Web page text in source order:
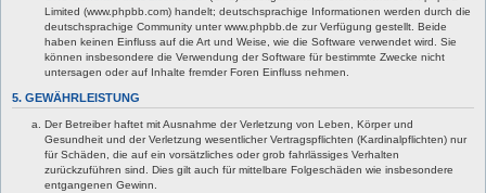
Limited (www.phpbb.com) handelt; deutschsprachige Informationen werden durch die
deutschsprachige Community unter www.phpbb.de zur Verfügung gestellt. Beide
haben keinen Einfluss auf die Art und Weise, wie die Software verwendet wird. Sie
können insbesondere die Verwendung der Software für bestimmte Zwecke nicht
untersagen oder auf Inhalte fremder Foren Einfluss nehmen.
5. GEWÄHRLEISTUNG
Der Betreiber haftet mit Ausnahme der Verletzung von Leben, Körper und
Gesundheit und der Verletzung wesentlicher Vertragspflichten (Kardinalpflichten) nur
für Schäden, die auf ein vorsätzliches oder grob fahrlässiges Verhalten
zurückzuführen sind. Dies gilt auch für mittelbare Folgeschäden wie insbesondere
entgangenen Gewinn.